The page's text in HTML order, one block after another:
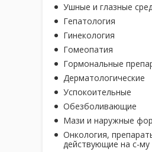
Ушные и глазные
Гепатология
Гинекология
Гомеопатия
Гормональные
Дерматологические
Успокоительные
Обезболивающие
Мази и наружные
Онкология,
действующие на с-му